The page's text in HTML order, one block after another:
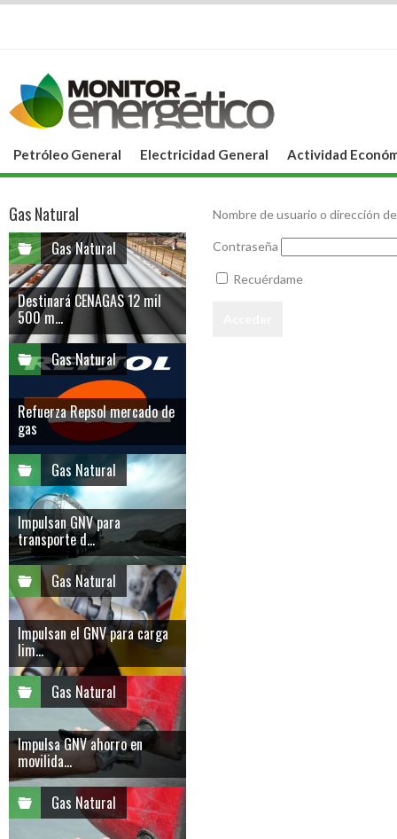
Petróleo General Electricidad General Actividad
Nombre de usuario o dirección
Contraseña
Recuérdame
Gas Natural
Gas Natural
Destinará CENAGAS 12 mil
500 m...
Gas Natural
Refuerza Repsol mercado de
gas
Gas Natural
Impulsan GNV para
transporte d...
Gas Natural
Impulsan el GNV para carga
lim...
Gas Natural
Impulsa GNV ahorro en
movilida...
Gas Natural